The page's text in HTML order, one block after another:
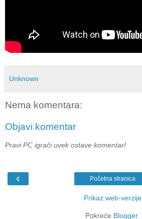
Unknown
Nema komentara:
Objavi komentar
Pravi PC igrači uvek ostave komentar!
‹ Početna stranica
Prikaz web-verzije
Pokreće Blogger.